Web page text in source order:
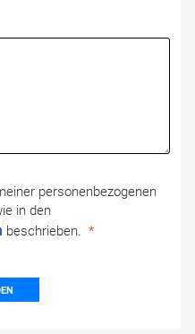
personenbezogenen
in den
beschrieben.